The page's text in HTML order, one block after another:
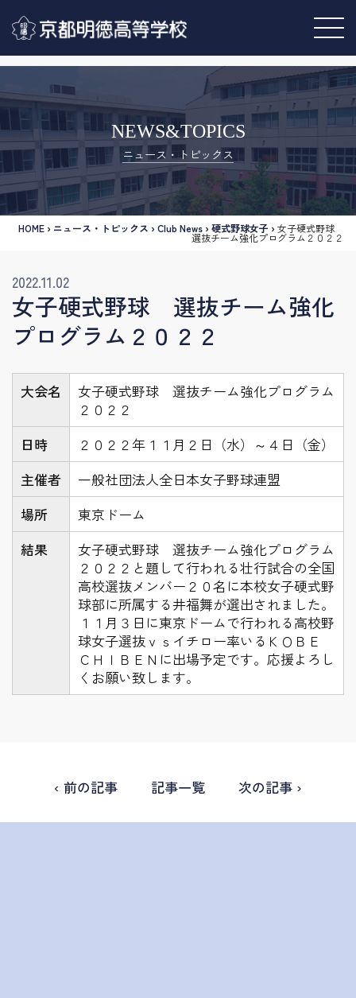
NEWS&TOPICS
ニュース・トピックス
HOME › ニュース・トピックス ›Club News ›硬式野球女子 ›女子硬式野球
選抜チーム強化プログラム２０２２
2022.11.02
女子硬式野球 選抜チーム強化
プログラム２０２２
大会名
女子硬式野球 選抜チーム強化プログラム
２０２２
日時
２０２２年１１月２日（水）～４日（金）
主催者
一般社団法人全日本女子野球連盟
場所
東京ドーム
結果
女子硬式野球 選抜チーム強化プログラム
２０２２と題して行われる壮行試合の全国
高校選抜メンバー２０名に本校女子硬式野
球部に所属する井福舞が選出されました。
１１月３日に東京ドームで行われる高校野
球女子選抜ｖｓイチロー率いるＫＯＢＥ
ＣＨＩＢＥＮに出場予定です。応援よろし
くお願い致します。
‹ 前の記事 記事一覧 次の記事 ›